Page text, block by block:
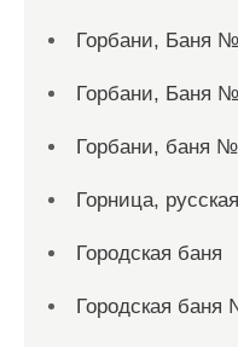
Горбани, Баня
Горбани, Баня
Горбани, баня
Горница,
Городская баня
Городская баня